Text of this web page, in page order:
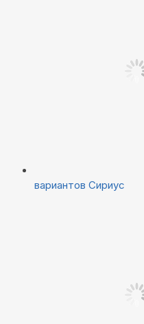
вариантов Сириус